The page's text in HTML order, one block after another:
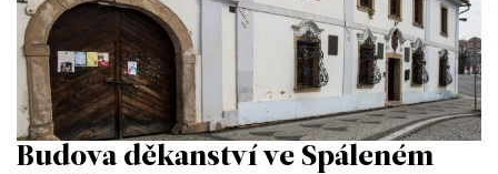
Budova děkanství ve Spáleném